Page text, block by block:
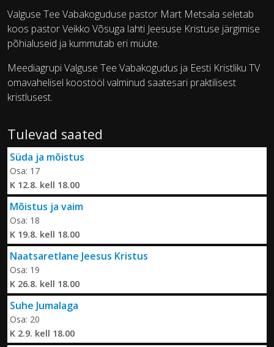
Valguse Tee Vabakoguduse pastor Mart Metsala seletab
koos pastor Veikko Võsuga lahti Jeesuse Kristuse järgimise
põhialuseid ja kummutab eri müüte.
Meediagrupi Valguse Tee Vabakogudus ja Eesti Kristliku TV
omavahelisel koostööl valminud saatesari praktilisest
kristlusest.
Tulevad saated
Süda ja mõistus
Osa: 17
K 12.8. kell 18.00
Mõistus ja vaim
Osa: 18
K 19.8. kell 18.00
Naatsaretlane Jeesus Kristus
Osa: 19
K 26.8. kell 18.00
Suhe Jumalaga
Osa: 20
K 2.9. kell 18.00